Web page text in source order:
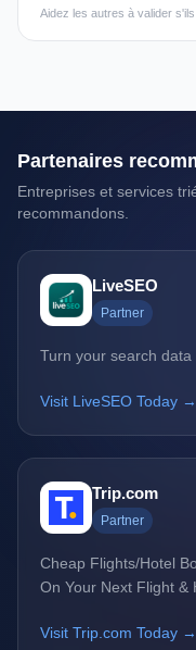
Aidez les autres à valider
Partenaires
Entreprises et services
recommandons.
LiveSEO
Partner
Turn your search
Visit LiveSEO Today →
Trip.com
Partner
Cheap Flights/Hotel
On Your Next Flight &
Visit Trip.com Today →